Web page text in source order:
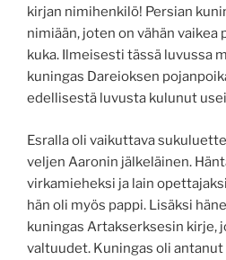
kirjan nimihenkilö! Persian
nimiään, joten on vähän vaikea
kuka. Ilmeisesti tässä luvussa
kuningas Dareioksen
edellisestä luvusta kulunut
Esralla oli vaikuttava
veljen Aaronin jälkeläinen.
virkamieheksi ja lain
hän oli myös pappi. Lisäksi
kuningas Artakserksesin kirje,
valtuudet. Kuningas oli